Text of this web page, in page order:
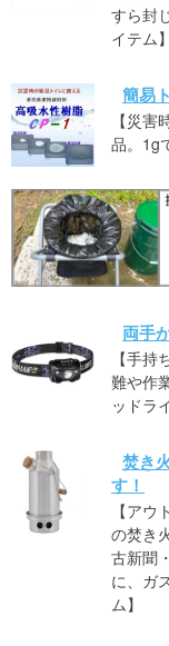
すら封
イテム】
簡易
【災
品。1g
両手
【手
難や作
ッドラ
焚き
す！
【ア
の焚き
古新聞
に、ガ
ム】